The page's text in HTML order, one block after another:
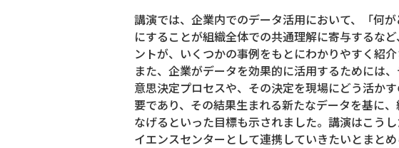
講演では、企業内でのデータ活用において、「何
にすることが組織全体での共通理解に寄与するな
ントが、いくつかの事例をもとにわかりやすく紹介
また、企業がデータを効果的に活用するためには
意思決定プロセスや、その決定を現場にどう活か
要であり、その結果生まれる新たなデータを基に
なげるといった目標も示されました。講演はこう
イエンスセンターとして連携していきたいとまとめ